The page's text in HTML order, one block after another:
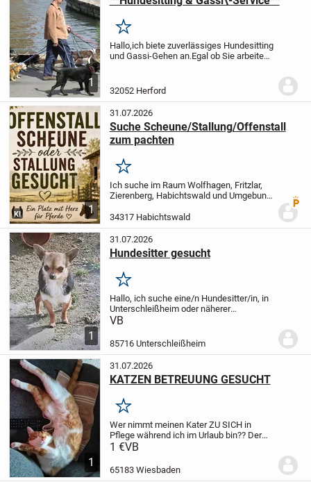
1
Merken
Hallo,ich biete zuverlässiges Hundesitting
und Gassi-Gehen an.Egal ob Sie arbeiten,
mich gerne um Ihren Hund und sorge
32052 Herford
1
KI
31.07.2026
Suche Scheune/Stallung/Offenstall
zum pachten
Merken
Ich suche im Raum Wolfhagen, Fritzlar,
Zierenberg, Habichtswald und Umgebung
Offenstall mit Weideflächen, an dem eine
ruhige, artgerechte und langfristige...
34317 Habichtswald
1
31.07.2026
Hundesitter gesucht
Merken
Hallo, ich suche eine/n Hundesitter/in, in
Unterschleißheim oder näherer
Umgebung. In der Zeit von (Montag -
bis 13:30) um auf meine kleine Hündin
VB
85716 Unterschleißheim
1
31.07.2026
KATZEN BETREUUNG GESUCHT
Merken
Wer nimmt meinen Kater ZU SICH in
Pflege während ich im Urlaub bin??Der
Kater ist 1 Jahr
verspielt, und Menschenbezogen (KEIN
1 €VB
65183 Wiesbaden